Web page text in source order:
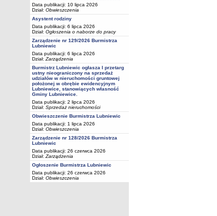
Data publikacji: 10 lipca 2026
Dział: Obwieszczenia
Asystent rodziny
Data publikacji: 6 lipca 2026
Dział: Ogłoszenia o naborze do pracy
Zarządzenie nr 129/2026 Burmistrza
Lubniewic
Data publikacji: 6 lipca 2026
Dział: Zarządzenia
Burmistrz Lubniewic ogłasza I przetarg
ustny nieograniczony na sprzedaż
udziałów w nieruchomości gruntowej
położonej w obrębie ewidencyjnym
Lubniewice, stanowiących własność
Gminy Lubniewice.
Data publikacji: 2 lipca 2026
Dział: Sprzedaż nieruchomości
Obwieszczenie Burmistrza Lubniewic
Data publikacji: 1 lipca 2026
Dział: Obwieszczenia
Zarządzenie nr 128/2026 Burmistrza
Lubniewic
Data publikacji: 26 czerwca 2026
Dział: Zarządzenia
Ogłoszenie Burmistrza Lubniewic
Data publikacji: 26 czerwca 2026
Dział: Obwieszczenia